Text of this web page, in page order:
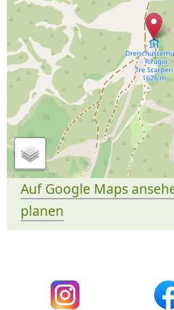
Auf Google Maps
planen